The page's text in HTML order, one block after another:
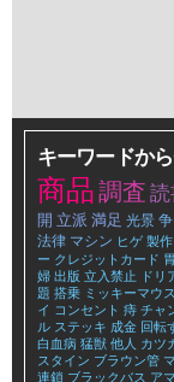
キーワードか
商品調査
開 立派 満足 光景
法律 マシン ヒゲ 製作
ー クレジットカード 胃
婦 出版 立入禁止 ドリ
題 搭乗 ミッキーマウス
イ コンセント 痔 チャ
ル ステッキ 成金 回転
白血病 猛獣 他人 カツ
スタイン ブラウン管
連鎖 ブラックバス ア